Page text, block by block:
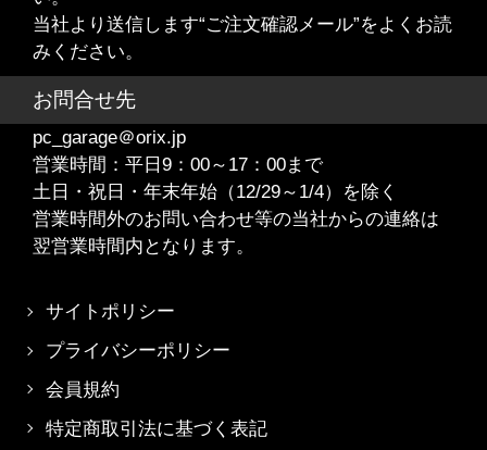
当社より送信します“ご注文確認メール”をよくお読
みください。
お問合せ先
pc_garage＠orix.jp
営業時間：平日9：00～17：00まで
土日・祝日・年末年始（12/29～1/4）を除く
営業時間外のお問い合わせ等の当社からの連絡は
翌営業時間内となります。
サイトポリシー
プライバシーポリシー
会員規約
特定商取引法に基づく表記